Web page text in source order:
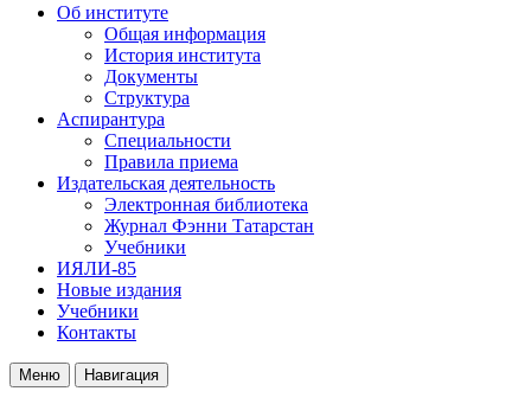
Об институте
Общая информация
История института
Документы
Структура
Аспирантура
Специальности
Правила приема
Издательская деятельность
Электронная библиотека
Журнал Фэнни Татарстан
Учебники
ИЯЛИ-85
Новые издания
Учебники
Контакты
Меню Навигация